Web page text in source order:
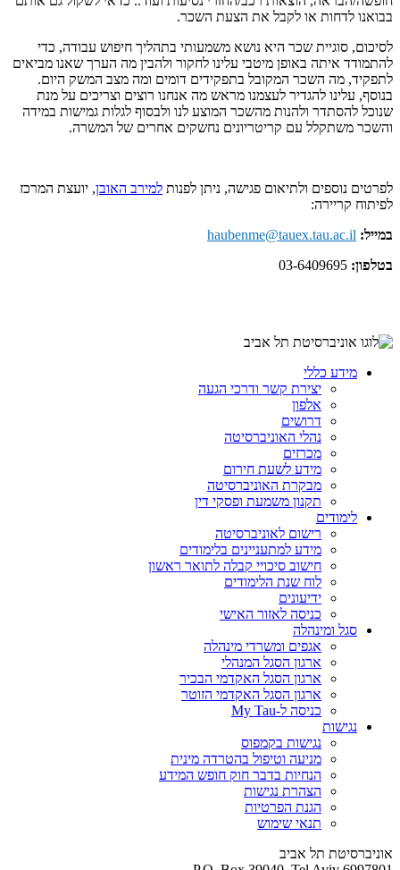
בבואנו לדחות או לקבל את הצעת השכר.
לסיכום, סוגיית שכר היא נושא משמעותי בתהליך חיפוש עבודה, כדי
להתמודד איתה באופן מיטבי עלינו לחקור ולהבין מה הערך שאנו מביאים
לתפקיד, מה השכר המקובל בתפקידים דומים ומה מצב המשק היום.
בנוסף, עלינו להגדיר לעצמנו מראש מה אנחנו רוצים וצריכים על מנת
שנוכל להסתדר ולהנות מהשכר המוצע לנו ולבסוף לגלות גמישות במידה
והשכר משתקלל עם קריטריונים נחשקים אחרים של המשרה.
לפרטים נוספים ולתיאום פגישה, ניתן לפנות למירב האובן, יועצת המרכז
לפיתוח קריירה:
במייל: haubenme@tauex.tau.ac.il
בטלפון:
מידע כללי
יצירת קשר ודרכי הגעה
אלפון
דרושים
נהלי האוניברסיטה
מכרזים
מידע לשעת חירום
מבקרת האוניברסיטה
תקנון משמעת ופסקי דין
לימודים
רישום לאוניברסיטה
מידע למתעניינים בלימודים
חישוב סיכויי קבלה לתואר ראשון
לוח שנת הלימודים
ידיעונים
כניסה לאזור האישי
סגל ומינהלה
אגפים ומשרדי מינהלה
ארגון הסגל המנהלי
ארגון הסגל האקדמי הבכיר
ארגון הסגל האקדמי הזוטר
כניסה ל-My Tau
נגישות
נגישות בקמפוס
מניעה וטיפול בהטרדה מינית
הנחיות בדבר חוק חופש המידע
הצהרת נגישות
הגנת הפרטיות
תנאי שימוש
אוניברסיטת תל אביב